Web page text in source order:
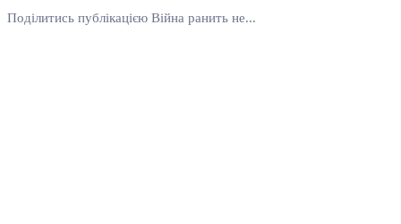
Поділитись публікацією Війна ранить не...